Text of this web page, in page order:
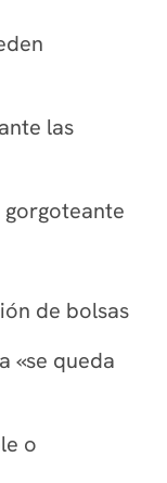
las
de bolsas
«se queda
o